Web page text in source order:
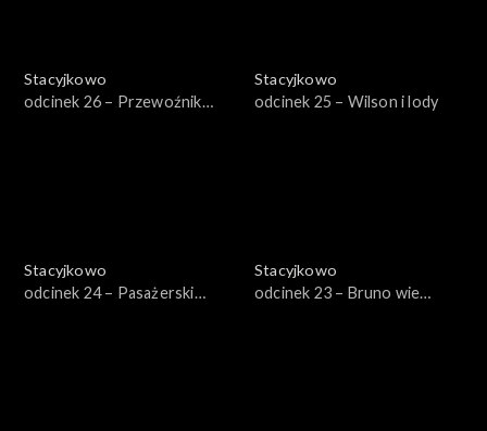
Stacyjkowo
odcinek 26 – Przewoźnik
Stacyjkowo
odcinek 25 – Wilson i lody
Stacyjkowo
odcinek 24 – Pasażerski
Stacyjkowo
odcinek 23 – Bruno wie